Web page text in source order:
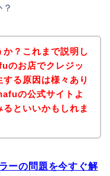
？これまで説明し
のお店でクレジッ
する原因は様々あり
の公式サイトよ
といいかもしれま
ーの問題を今すぐ解